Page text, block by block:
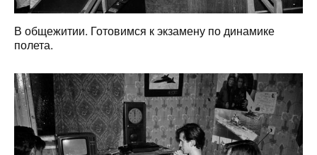
В общежитии. Готовимся к экзамену по динамике
полета.